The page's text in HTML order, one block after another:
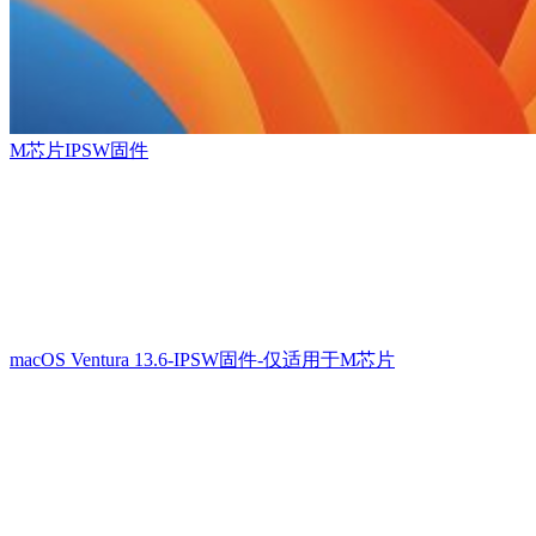
M芯片IPSW固件
macOS Ventura 13.6-IPSW固件-仅适用于M芯片